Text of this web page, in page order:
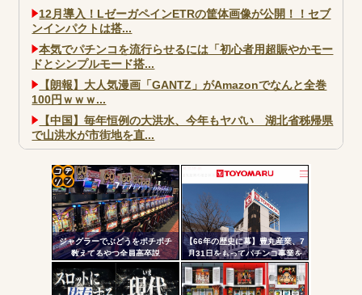
12月導入！LゼーガペインETRの筐体画像が公開！！セブ
ンインパクトは搭...
本気でパチンコを流行らせるには「初心者用超賑やかモー
ドとシンプルモード搭...
【朗報】大人気漫画「GANTZ」がAmazonでなんと全巻
100円ｗｗｗ...
【中国】毎年恒例の大洪水、今年もヤバい 湖北省秭帰県
で山洪水が市街地を直...
パチンコで人気のないキャラを青色担当にするのやめろや
ワイ、パチンコ屋店員の目の前で会員カードを握り潰し
「今までありがとう」と...
無職のパチンコカス(22)なんやが、ワイの人生どれくらい
ヤバいか教えて？...
AngelBeats!とかいうクソアニメの思い出ｗｗｗ
ジャグラーでぶどうをポチポチ
数えてるやつ全員高卒説
【66年の歴史に幕】豊丸産業、7
月31日をもってパチンコ事業を
停止へ ナナシーやコマコマ倶
楽部マやウィッチブレイド…た
くさんの名機をありがとう
コテ
リン
- 固
定リ
ンク